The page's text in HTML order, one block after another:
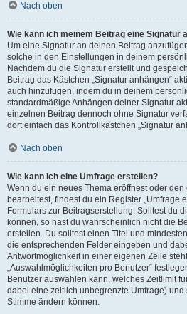
Nach oben
Wie kann ich meinem Beitrag eine Signatur
Um eine Signatur an deinen Beitrag
solche in den Einstellungen in deinem
Nachdem du die Signatur erstellt und
Beitrag das Kästchen „Signatur anhängen“
auch hinzufügen, indem du in deinem
standardmäßige Anhängen deiner Signatur
einzelnen Beitrag dennoch ohne Signatur
dort einfach das Kontrollkästchen „Signatur
Nach oben
Wie kann ich eine Umfrage erstellen?
Wenn du ein neues Thema eröffnest oder
bearbeitest, findest du ein Register „Umfrage
Formulars zur Beitragserstellung. Solltest du
können, so hast du wahrscheinlich nicht die
erstellen. Du solltest einen Titel und
die entsprechenden Felder eingeben und
Antwortmöglichkeit in einer eigenen Zeile
„Auswahlmöglichkeiten pro Benutzer“
Benutzer auswählen kann, welches Zeitlimit
dabei eine zeitlich unbegrenzte Umfrage)
Stimme ändern können.